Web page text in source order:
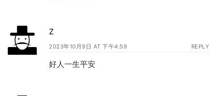
Z
2023年10月9日 AT 下午4:59 REPLY
好人一生平安